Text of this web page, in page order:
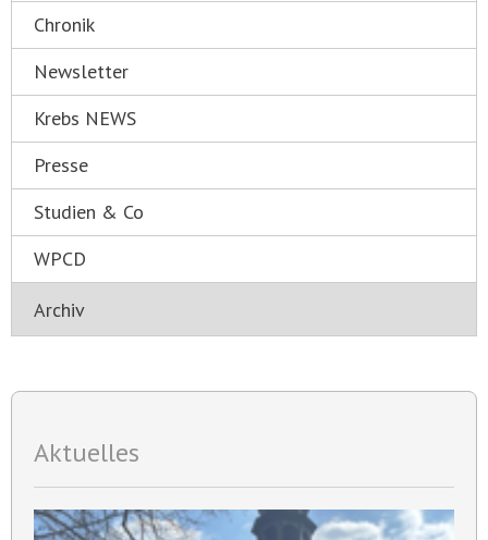
Chronik
Newsletter
Krebs NEWS
Presse
Studien & Co
WPCD
Aktuelles